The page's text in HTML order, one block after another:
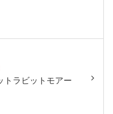
トラビットモアー